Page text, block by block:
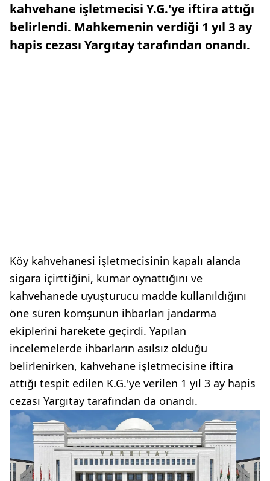
kahvehane işletmecisi Y.G.'ye iftira attığı
belirlendi. Mahkemenin verdiği 1 yıl 3 ay
hapis cezası Yargıtay tarafından onandı.
Köy kahvehanesi işletmecisinin kapalı alanda
sigara içirttiğini, kumar oynattığını ve
kahvehanede uyuşturucu madde kullanıldığını
öne süren komşunun ihbarları jandarma
ekiplerini harekete geçirdi. Yapılan
incelemelerde ihbarların asılsız olduğu
belirlenirken, kahvehane işletmecisine iftira
attığı tespit edilen K.G.'ye verilen 1 yıl 3 ay hapis
cezası Yargıtay tarafından da onandı.